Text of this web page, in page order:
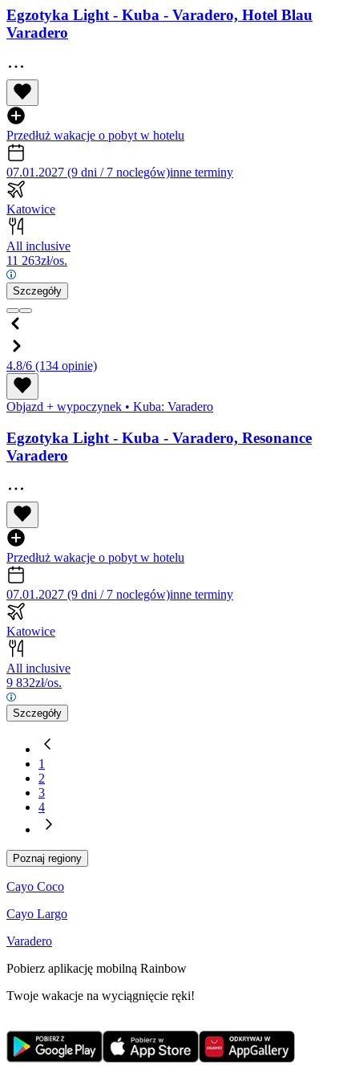
Egzotyka Light - Kuba - Varadero, Hotel Blau
Varadero
Przedłuż wakacje o pobyt w hotelu
07.01.2027 (9 dni / 7 noclegów)inne terminy
Katowice
All inclusive
11 263zł/os.
Szczegóły
4.8/6 (134 opinie)
Objazd + wypoczynek • Kuba: Varadero
Egzotyka Light - Kuba - Varadero, Resonance
Varadero
Przedłuż wakacje o pobyt w hotelu
07.01.2027 (9 dni / 7 noclegów)inne terminy
Katowice
All inclusive
9 832zł/os.
Szczegóły
1
2
3
4
Poznaj regiony
Cayo Coco
Cayo Largo
Varadero
Pobierz aplikację mobilną Rainbow
Twoje wakacje na wyciągnięcie ręki!